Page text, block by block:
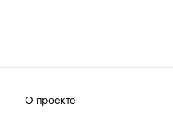
О проекте